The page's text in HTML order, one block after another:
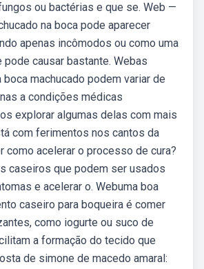
ou bactérias e que se. Web —
na boca pode aparecer
apenas incômodos ou como uma
pode causar bastante. Webas
machucado podem variar de
a condições médicas
explorar algumas delas com mais
com ferimentos nos cantos da
como acelerar o processo de cura?
caseiros que podem ser usados
e acelerar o. Webuma boa
caseiro para boqueira é comer
como iogurte ou suco de
a formação do tecido que
de simone de macedo amaral: